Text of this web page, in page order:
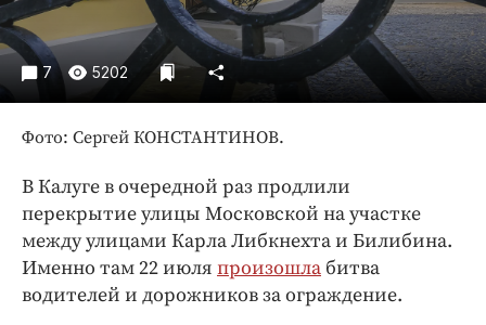
Происшествия
Экономика и бизнес
ПРОЕКТЫ
Издания
Медиаперсона
Интересное чтиво
Клиника года
7 5202
Фото: Сергей КОНСТАНТИНОВ.
В Калуге в очередной раз продлили
перекрытие улицы Московской на участке
между улицами Карла Либкнехта и Билибина.
Именно там 22 июля произошла битва
водителей и дорожников за ограждение.